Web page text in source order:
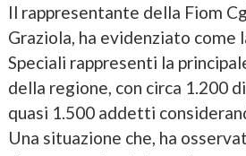
Il rappresentante della Fiom
Graziola, ha evidenziato come
Speciali rappresenti la
della regione, con circa 1.200
quasi 1.500 addetti
Una situazione che, ha